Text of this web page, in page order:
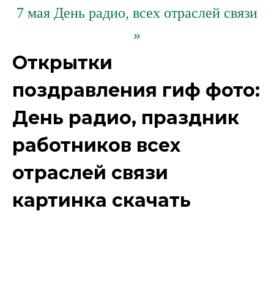
7 мая День радио, всех отраслей связи
»
Открытки
поздравления гиф фото:
День радио, праздник
работников всех
отраслей связи
картинка скачать